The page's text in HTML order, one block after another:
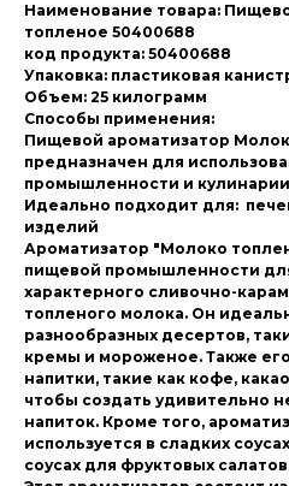
Наименование товара:
топленое 50400688
код продукта: 50400688
Упаковка: пластиковая
Объем: 25 килограмм
Способы применения:
Пищевой ароматизатор
предназначен для
промышленности и
Идеально подходит для:
изделий
Ароматизатор "Молоко
пищевой промышленности
характерного сливочно-
топленого молока. Он
разнообразных десертов,
кремы и мороженое. Также
напитки, такие как кофе,
чтобы создать удивительно
напиток. Кроме того,
используется в сладких
соусах для фруктовых